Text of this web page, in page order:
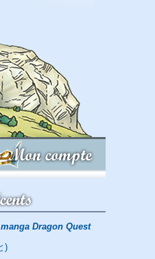
Mon compte
Dragon Quest
)